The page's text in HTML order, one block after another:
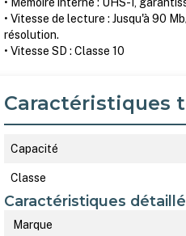
• Mémoire interne : UHS-I,
• Vitesse de lecture : Jusqu'à 90
résolution.
• Vitesse SD : Classe 10
Caractéristiques
Capacité
Classe
Caractéristiques
Marque